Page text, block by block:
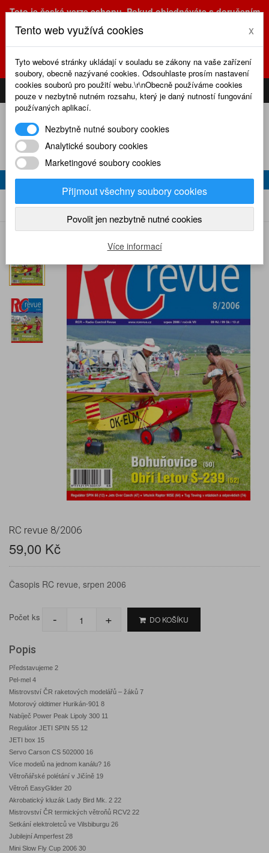
Toto je česká verze eshopu. Pokud objednáváte s doručením
(sk.eshop.rcrevue.cz - kliknutím na slovenskou vlajku)
POZOR ZMĚNA : výdejní místo a kancelář jsou nyní na adrese
Olšanská 3, Praha 3, tel. (+420) 222 723 388, 774 777 794.
CS
SK PŘIHLÁSIT KOŠÍK
RC REVUE 8/2006
Home Naše časopisy RC revue 2006 RC revue 8/2006
RC revue 8/2006
59,00 Kč
Časopis RC revue, srpen 2006
Počet ks - + DO KOŠÍKU
Popis
Představujeme 2
Pel-mel 4
Mistrovství ČR raketových modelářů – žáků 7
Motorový oldtimer Hurikán-901 8
Nabíječ Power Peak Lipoly 300 11
Regulátor JETI SPIN 55 12
JETI box 15
Servo Carson CS 502000 16
Více modelů na jednom kanálu? 16
Větroňářské polétání v Jičíně 19
Větroň EasyGlider 20
Akrobatický kluzák Lady Bird Mk. 2 22
Mistrovství ČR termických větroňů RCV2 22
Setkání elektroletců ve Vilsbiburgu 26
Jubilejní Amperfest 28
Mini Slow Fly Cup 2006 30
Tento web využívá cookies x
Tyto webové stránky ukládají v souladu se zákony na vaše zařízení
soubory, obecně nazývané cookies. Odsouhlaste prosím nastavení
cookies souborů pro použití webu.\r\nObecně používáme cookies
pouze v nezbytně nutném rozsahu, který je daný nutností fungování
používaných aplikací.
Nezbytně nutné soubory cookies
Analytické soubory cookies
Marketingové soubory cookies
Přijmout všechny soubory cookies
Povolit jen nezbytně nutné cookies
Více informací